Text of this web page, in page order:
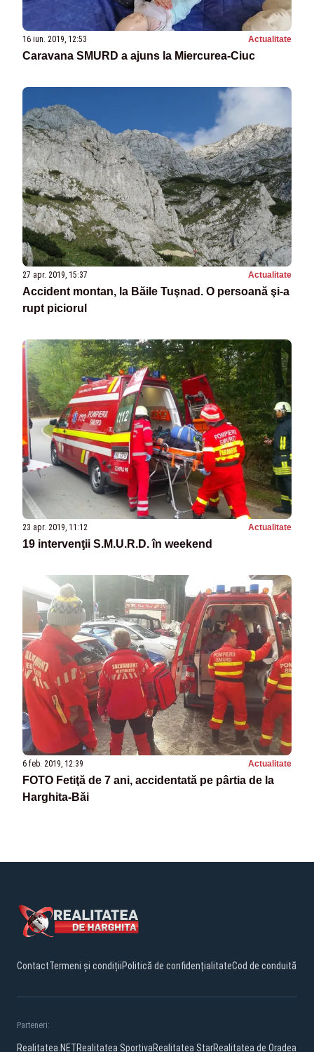
16 iun. 2019, 12:53 Actualitate
Caravana SMURD a ajuns la Miercurea-Ciuc
27 apr. 2019, 15:37 Actualitate
Accident montan, la Băile Tuşnad. O persoană şi-a
rupt piciorul
23 apr. 2019, 11:12 Actualitate
19 intervenţii S.M.U.R.D. în weekend
6 feb. 2019, 12:39 Actualitate
FOTO Fetiţă de 7 ani, accidentată pe pârtia de la
Harghita-Băi
ContactTermeni și condițiiPolitică de confidențialitateCod de conduită
Parteneri:
Realitatea.NETRealitatea SportivaRealitatea StarRealitatea de Oradea